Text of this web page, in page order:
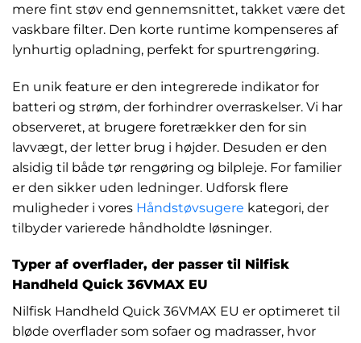
mere fint støv end gennemsnittet, takket være det
vaskbare filter. Den korte runtime kompenseres af
lynhurtig opladning, perfekt for spurtrengøring.
En unik feature er den integrerede indikator for
batteri og strøm, der forhindrer overraskelser. Vi har
observeret, at brugere foretrækker den for sin
lavvægt, der letter brug i højder. Desuden er den
alsidig til både tør rengøring og bilpleje. For familier
er den sikker uden ledninger. Udforsk flere
muligheder i vores Håndstøvsugere kategori, der
tilbyder varierede håndholdte løsninger.
Typer af overflader, der passer til Nilfisk
Handheld Quick 36VMAX EU
Nilfisk Handheld Quick 36VMAX EU er optimeret til
bløde overflader som sofaer og madrasser, hvor